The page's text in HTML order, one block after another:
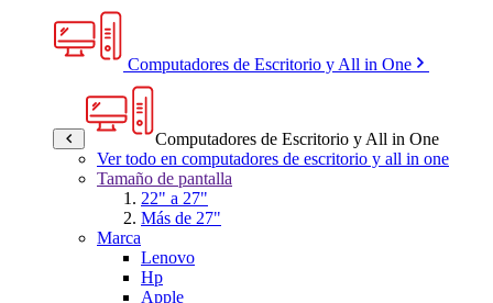
Computadores de Escritorio y All in One
Computadores de Escritorio y All in One
Ver todo en computadores de escritorio y all in one
Tamaño de pantalla
22" a 27"
Más de 27"
Marca
Lenovo
Hp
Apple